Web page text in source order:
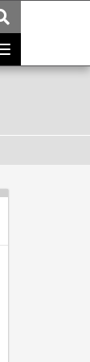
Toggle
navigation